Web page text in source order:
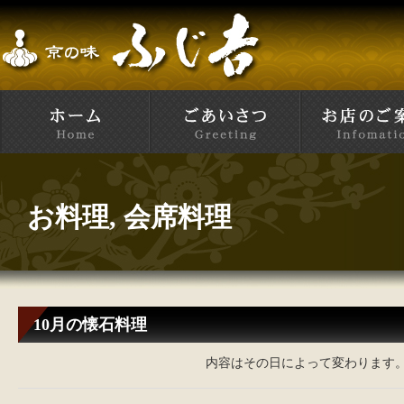
お料理, 会席料理
10月の懐石料理
内容はその日によって変わります